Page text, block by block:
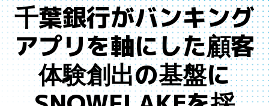
千葉銀行がバンキング
アプリを軸にした顧客
体験創出の基盤に